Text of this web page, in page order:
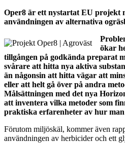
Oper8 är ett nystartat EU projekt
användningen av alternativa
ökar
tillgången på godkända preparat
svårare att hitta nya aktiva
än någonsin att hitta vägar att
eller att helt gå över på andra
Målsättningen med det nya
att inventera vilka metoder som
praktiska erfarenheter av hur
Förutom miljöskäl, kommer även
användningen av herbicider och ett